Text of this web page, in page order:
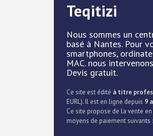
Teqitizi
Nous sommes un
basé à Nantes. Pour
smartphones,
MAC. nous
Devis gratuit.
Ce site est édité à titre
EURL). Il est en ligne depuis 9
Ce site propose de la vente
moyens de paiement suivants